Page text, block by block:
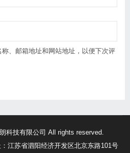
、邮箱地址和网站地址，以便下次评
科技有限公司 All rights reserved.
江苏省泗阳经济开发区北京东路101号